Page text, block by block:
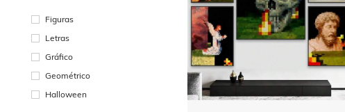
Figuras
Letras
Gráfico
Geométrico
Halloween